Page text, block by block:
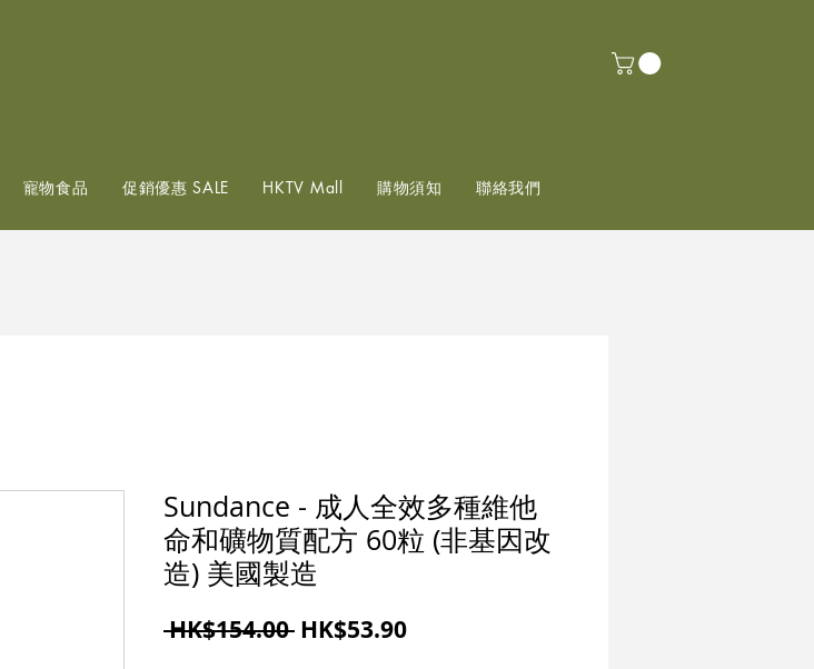
Sundance - 成人全效多種維他
命和礦物質配方 60粒 (非基因改
造) 美國製造
HK$154.00 一
HK$53.90促
寵物食品 促銷優惠 SALE HKTV Mall 購物須知 聯絡我們